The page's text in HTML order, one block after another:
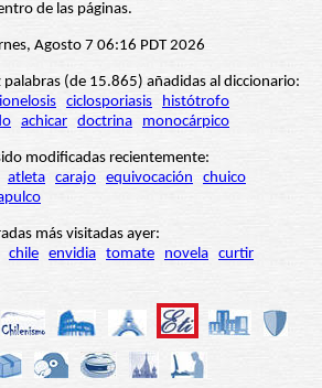
de las páginas.
Agosto 7 06:16 PDT 2026
palabras (de 15.865) añadidas al diccionario:
ciclosporiasis
histótrofo
achicar doctrina monocárpico
modificadas recientemente:
atleta carajo equivocación
chuico
más visitadas ayer:
chile envidia tomate novela curtir